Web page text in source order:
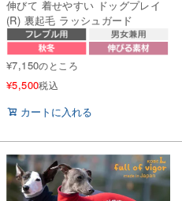
伸びて 着せやすい ドッグプレイ
(R) 裏起毛 ラッシュガード
¥7,150のところ
¥5,500税込
カートに入れる